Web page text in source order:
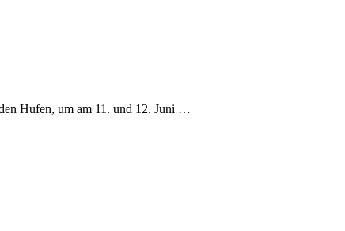
Hufen, um am 11. und 12. Juni …